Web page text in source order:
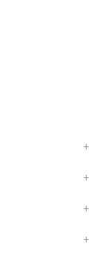
+
+
+
+